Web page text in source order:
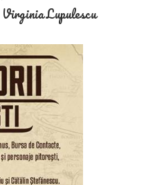
Virginia Lupulescu